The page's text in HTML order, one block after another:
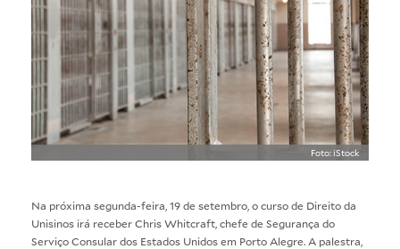
Foto: iStock
Na próxima segunda-feira, 19 de setembro, o curso de Direito da
Unisinos irá receber Chris Whitcraft, chefe de Segurança do
Serviço Consular dos Estados Unidos em Porto Alegre. A palestra,